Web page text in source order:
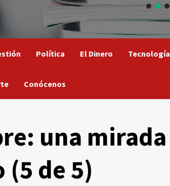
Política El Dinero Tecnología
Conócenos
una mirada
de 5)